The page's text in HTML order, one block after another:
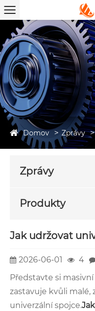
Domov Zprávy
Zprávy
Produkty
Jak udržovat
2026-06-01 4
Představte si
zastavuje kvůli malé,
univerzální spojce.